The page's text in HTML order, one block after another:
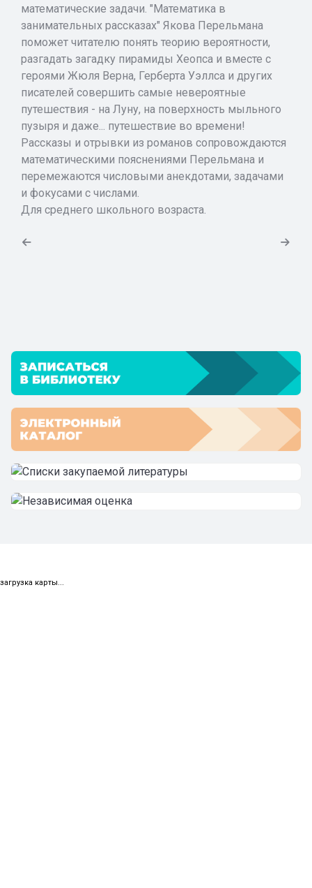
математические задачи. "Математика в
занимательных рассказах" Якова Перельмана
поможет читателю понять теорию вероятности,
разгадать загадку пирамиды Хеопса и вместе с
героями Жюля Верна, Герберта Уэллса и других
писателей совершить самые невероятные
путешествия - на Луну, на поверхность мыльного
пузыря и даже... путешествие во времени!
Рассказы и отрывки из романов сопровождаются
математическими пояснениями Перельмана и
перемежаются числовыми анекдотами, задачами
и фокусами с числами.
Для среднего школьного возраста.
загрузка карты...